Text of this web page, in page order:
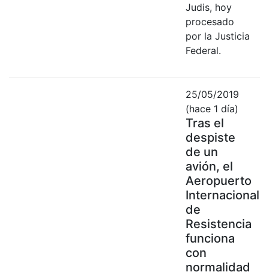
Judis, hoy
procesado
por la Justicia
Federal.
25/05/2019
(hace 1 día)
Tras el
despiste
de un
avión, el
Aeropuerto
Internacional
de
Resistencia
funciona
con
normalidad